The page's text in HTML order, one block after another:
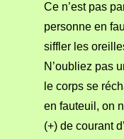
Ce n’est pas
personne en
siffler les
N’oubliez pas
le corps se
en fauteuil, on
(+) de courant